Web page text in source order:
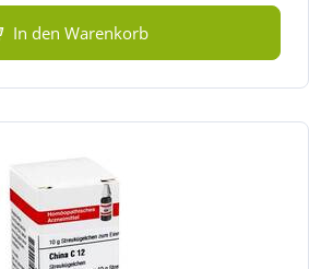
In den Warenkorb